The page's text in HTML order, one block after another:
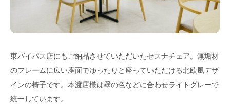
東バイパス店にもご納品させていただいたセスナチェア。無垢材
のフレームに広い座面でゆったりと座っていただける北欧風デザ
インの椅子です。本渡店様は壁の色などに合わせライトグレーで
統一しています。